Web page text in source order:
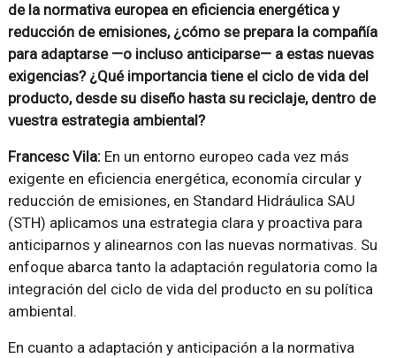
de la normativa europea en eficiencia energética y
reducción de emisiones, ¿cómo se prepara la compañía
para adaptarse —o incluso anticiparse— a estas nuevas
exigencias? ¿Qué importancia tiene el ciclo de vida del
producto, desde su diseño hasta su reciclaje, dentro de
vuestra estrategia ambiental?
Francesc Vila:En un entorno europeo cada vez más
exigente en eficiencia energética, economía circular y
reducción de emisiones, en Standard Hidráulica SAU
(STH) aplicamos una estrategia clara y proactiva para
anticiparnos y alinearnos con las nuevas normativas. Su
enfoque abarca tanto la adaptación regulatoria como la
integración del ciclo de vida del producto en su política
ambiental.
En cuanto a adaptación y anticipación a la normativa